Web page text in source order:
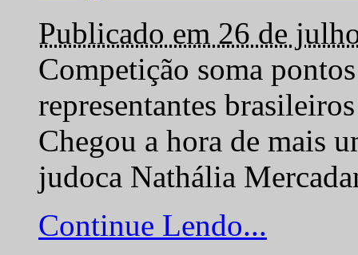
Publicado em 26 de
Competição soma
representantes
Chegou a hora de mais
judoca Nathália
Continue Lendo...